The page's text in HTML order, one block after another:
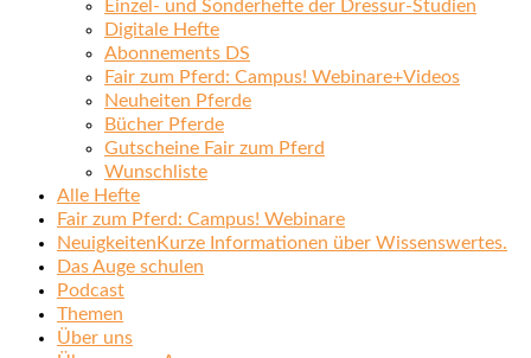
Einzel- und Sonderhefte der Dressur-Studien
Digitale Hefte
Abonnements DS
Fair zum Pferd: Campus! Webinare+Videos
Neuheiten Pferde
Bücher Pferde
Gutscheine Fair zum Pferd
Wunschliste
Alle Hefte
Fair zum Pferd: Campus! Webinare
Neuigkeiten Kurze Informationen über Wissenswertes.
Das Auge schulen
Podcast
Themen
Über uns